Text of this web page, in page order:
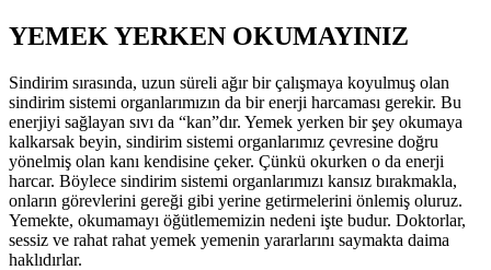
YEMEK YERKEN OKUMAYINIZ
Sindirim sırasında, uzun süreli ağır bir çalışmaya koyulmuş olan
sindirim sistemi organlarımızın da bir enerji harcaması gerekir. Bu
enerjiyi sağlayan sıvı da “kan”dır. Yemek yerken bir şey okumaya
kalkarsak beyin, sindirim sistemi organlarımız çevresine doğru
yönelmiş olan kanı kendisine çeker. Çünkü okurken o da enerji
harcar. Böylece sindirim sistemi organlarımızı kansız bırakmakla,
onların görevlerini gereği gibi yerine getirmelerini önlemiş oluruz.
Yemekte, okumamayı öğütlememizin nedeni işte budur. Doktorlar,
sessiz ve rahat rahat yemek yemenin yararlarını saymakta daima
haklıdırlar.